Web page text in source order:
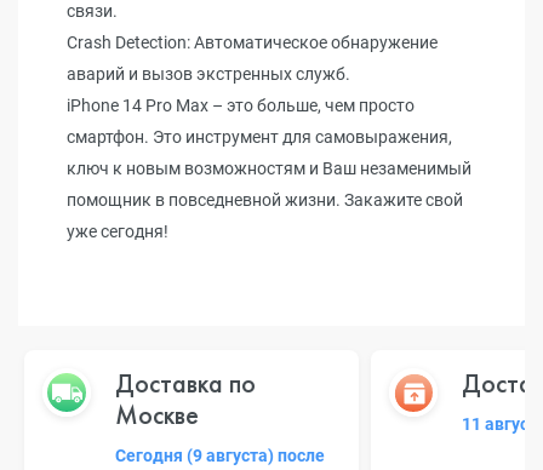
связи.
Crash Detection: Автоматическое обнаружение
аварий и вызов экстренных служб.
iPhone 14 Pro Max – это больше, чем просто
смартфон. Это инструмент для самовыражения,
ключ к новым возможностям и Ваш незаменимый
помощник в повседневной жизни. Закажите свой
уже сегодня!
Доставка по
Москве
Сегодня (9 августа) после
11